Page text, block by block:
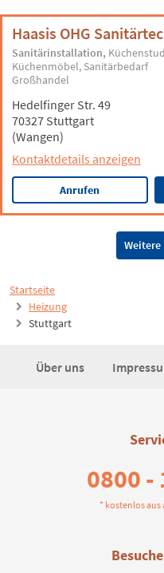
Startseite
Heizung
Stuttgart
Haasis OHG
Sanitärinstallation
Küchenmöbel Sanitärbedarf
Großhandel
Hedelfinger Str. 49
70327 Stuttgart
(Wangen)
Kontaktdetails anzeigen
Anrufen
Weitere
Über uns
0800 -
* kostenlos aus